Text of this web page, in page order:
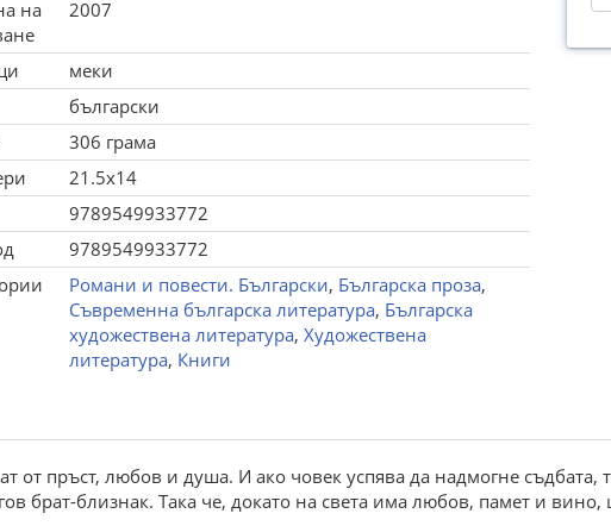
на
2007
меки
български
306 грама
21.5x14
9789549933772
9789549933772
Романи и повести. Български, Българска проза,
Съвременна българска литература, Българска
художествена литература, Художествена
литература, Книги
от пръст, любов и душа. И ако човек успява да надмогне съдбата,
брат-близнак. Така че, докато на света има любов, памет и